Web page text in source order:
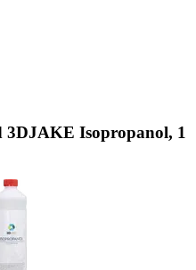
3DJAKE Isopropanol, 1